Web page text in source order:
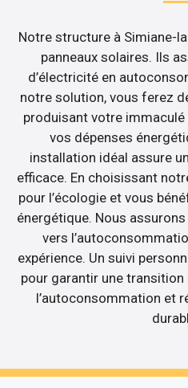
Notre structure à Simiane-
panneaux solaires. Ils
d’électricité en
notre solution, vous ferez
produisant votre
vos dépenses
installation idéal assure
efficace. En choisissant
pour l’écologie et vous
énergétique. Nous
vers
expérience. Un suivi
pour garantir une
l’autoconsommation et